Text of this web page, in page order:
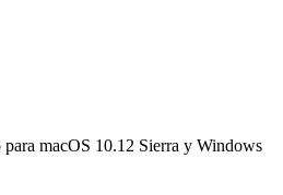
macOS 10.12 Sierra y Windows